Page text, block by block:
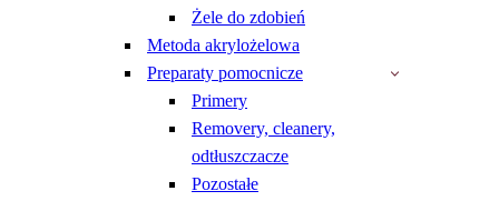
Żele do zdobień
Metoda akrylożelowa
Preparaty pomocnicze
Primery
Removery, cleanery,
odtłuszczacze
Pozostałe